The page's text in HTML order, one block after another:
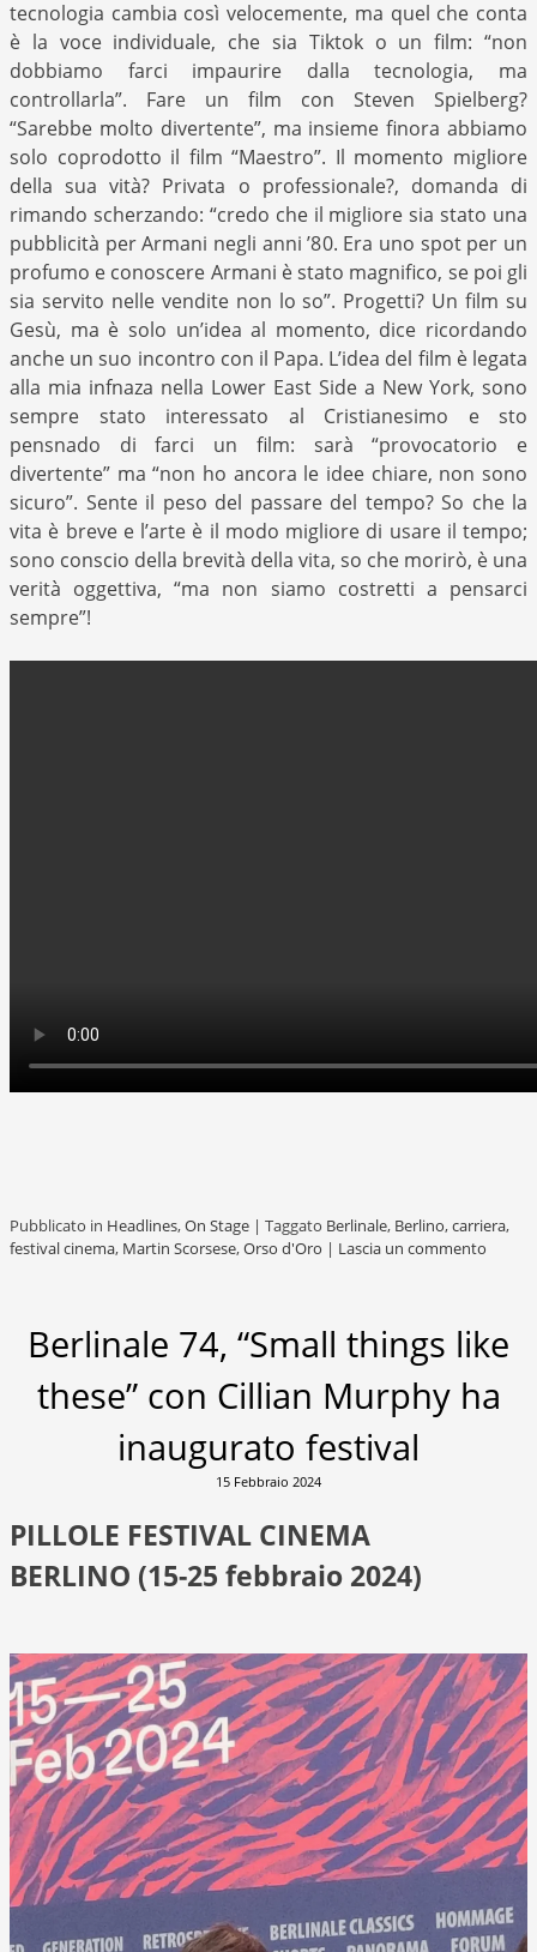
tecnologia cambia così velocemente, ma quel che conta
è la voce individuale, che sia Tiktok o un film: “non
dobbiamo farci impaurire dalla tecnologia, ma
controllarla”. Fare un film con Steven Spielberg?
“Sarebbe molto divertente”, ma insieme finora abbiamo
solo coprodotto il film “Maestro”. Il momento migliore
della sua vità? Privata o professionale?, domanda di
rimando scherzando: “credo che il migliore sia stato una
pubblicità per Armani negli anni ’80. Era uno spot per un
profumo e conoscere Armani è stato magnifico, se poi gli
sia servito nelle vendite non lo so”. Progetti? Un film su
Gesù, ma è solo un’idea al momento, dice ricordando
anche un suo incontro con il Papa. L’idea del film è legata
alla mia infnaza nella Lower East Side a New York, sono
sempre stato interessato al Cristianesimo e sto
pensnado di farci un film: sarà “provocatorio e
divertente” ma “non ho ancora le idee chiare, non sono
sicuro”. Sente il peso del passare del tempo? So che la
vita è breve e l’arte è il modo migliore di usare il tempo;
sono conscio della brevità della vita, so che morirò, è una
verità oggettiva, “ma non siamo costretti a pensarci
sempre”!
Pubblicato in Headlines,On Stage | Taggato Berlinale, Berlino,carriera,
festival cinema, Martin Scorsese,Orso d'Oro | Lascia un commento
Berlinale 74, “Small things like
these” con Cillian Murphy ha
inaugurato festival
15 Febbraio 2024
PILLOLE FESTIVAL CINEMA
BERLINO (15-25 febbraio 2024)